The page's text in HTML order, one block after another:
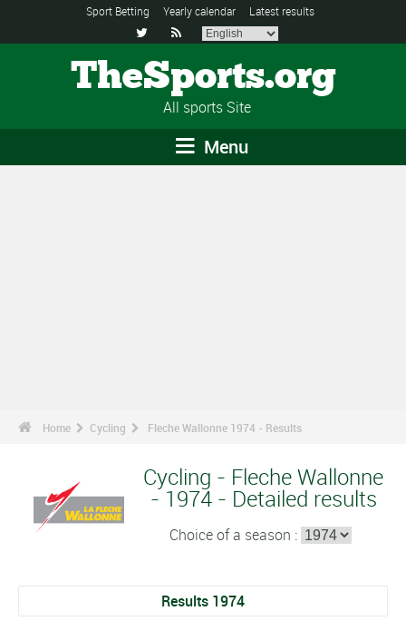
Sport Betting Yearly calendar Latest results
 
TheSports.org
All sports Site
Menu
Home Cycling Fleche Wallonne 1974 - Results
Cycling - Fleche Wallonne
- 1974 - Detailed results
Choice of a season :
Results 1974